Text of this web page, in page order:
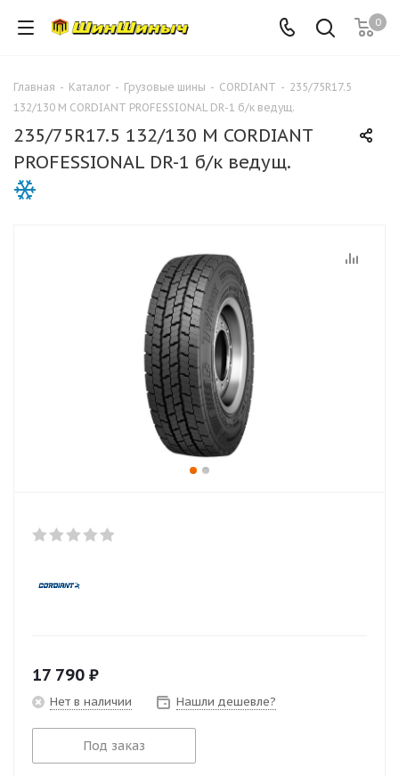
0
Главная - Каталог - Грузовые шины - CORDIANT - 235/75R17.5
132/130 M CORDIANT PROFESSIONAL DR-1 б/к ведущ.
235/75R17.5 132/130 M CORDIANT
PROFESSIONAL DR-1 б/к ведущ.
17 790 ₽
Нет в наличии Нашли дешевле?
Под заказ